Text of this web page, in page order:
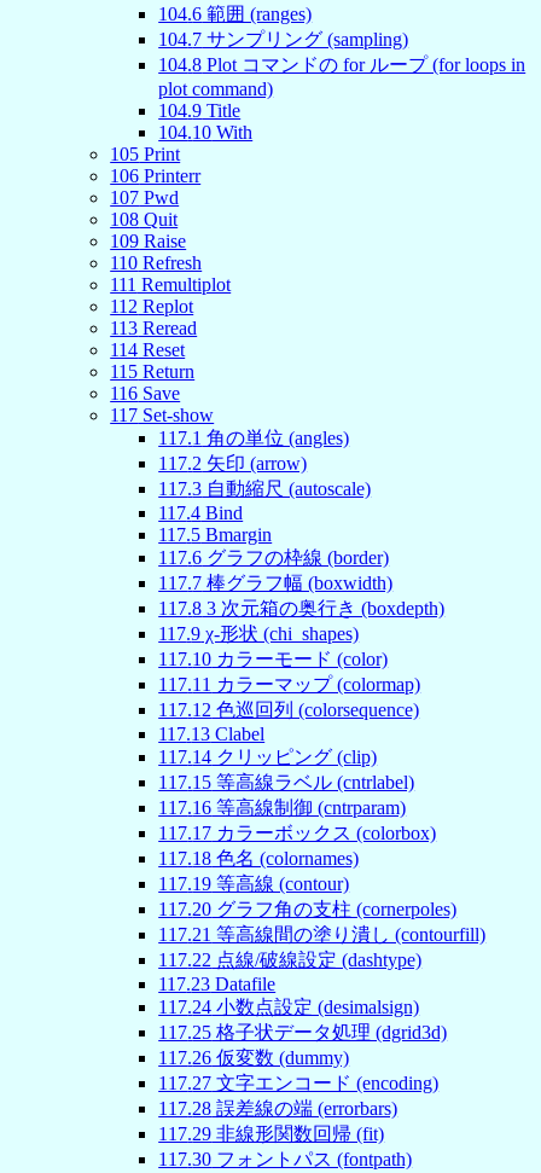
104.6 範囲 (ranges)
104.7 サンプリング (sampling)
104.8 Plot コマンドの for ループ (for loops in
plot command)
104.9 Title
104.10 With
105 Print
106 Printerr
107 Pwd
108 Quit
109 Raise
110 Refresh
111 Remultiplot
112 Replot
113 Reread
114 Reset
115 Return
116 Save
117 Set-show
117.1 角の単位 (angles)
117.2 矢印 (arrow)
117.3 自動縮尺 (autoscale)
117.4 Bind
117.5 Bmargin
117.6 グラフの枠線 (border)
117.7 棒グラフ幅 (boxwidth)
117.8 3 次元箱の奥行き (boxdepth)
117.9 χ-形状 (chi_shapes)
117.10 カラーモード (color)
117.11 カラーマップ (colormap)
117.12 色巡回列 (colorsequence)
117.13 Clabel
117.14 クリッピング (clip)
117.15 等高線ラベル (cntrlabel)
117.16 等高線制御 (cntrparam)
117.17 カラーボックス (colorbox)
117.18 色名 (colornames)
117.19 等高線 (contour)
117.20 グラフ角の支柱 (cornerpoles)
117.21 等高線間の塗り潰し (contourfill)
117.22 点線/破線設定 (dashtype)
117.23 Datafile
117.24 小数点設定 (desimalsign)
117.25 格子状データ処理 (dgrid3d)
117.26 仮変数 (dummy)
117.27 文字エンコード (encoding)
117.28 誤差線の端 (errorbars)
117.29 非線形関数回帰 (fit)
117.30 フォントパス (fontpath)